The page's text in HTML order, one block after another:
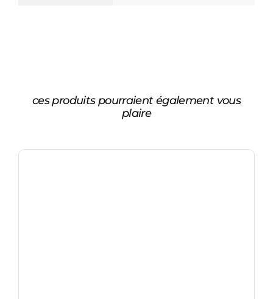
ces produits pourraient également vous
plaire